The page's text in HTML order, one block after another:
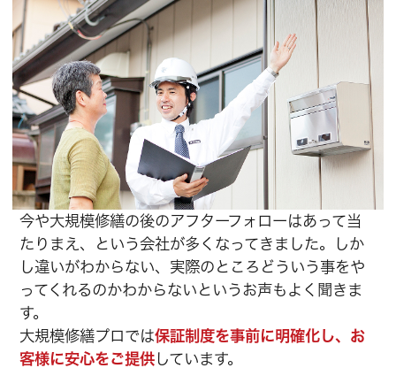
今や大規模修繕の後のアフターフォローはあって当
たりまえ、という会社が多くなってきました。しか
し違いがわからない、実際のところどういう事をや
ってくれるのかわからないというお声もよく聞きま
す。
大規模修繕プロでは保証制度を事前に明確化し、お
客様に安心をご提供 しています。